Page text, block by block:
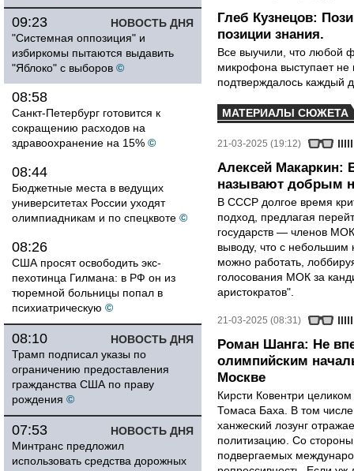
НОВОСТЬ ДНЯ
09:23
"Системная оппозиция" и
избиркомы пытаются выдавить
"Яблоко" с выборов ©
08:58
Санкт-Петербург готовится к
сокращению расходов на
здравоохранение на 15% ©
08:44
Бюджетные места в ведущих
университетах России уходят
олимпиадникам и по спецквоте ©
08:26
США просят освободить экс-
пехотинца Гилмана: в РФ он из
тюремной больницы попал в
психиатрическую ©
НОВОСТЬ ДНЯ
08:10
Трамп подписал указы по
ограничению предоставления
гражданства США по праву
рождения ©
НОВОСТЬ ДНЯ
07:53
Минтранс предложил
использовать средства дорожных
Глеб Кузнецов:
позиции знания.
Все выучили, что любой
микрофона выступает не
подтверждалось каждый
МАТЕРИАЛЫ СЮЖЕТА
21-03-2025 (19:12)
Алексей Макаркин:
называют добрым
В СССР долгое время
подход, предлагая
государств — членов
выводу, что с небольшим
можно работать,
голосования МОК за
аристократов".
21-03-2025 (08:31)
Роман Шанга: Не
олимпийским
Москве
Кирсти Ковентри
Томаса Баха. В том числе
ханжеский лозунг
политизацию. Со
подвергаемых